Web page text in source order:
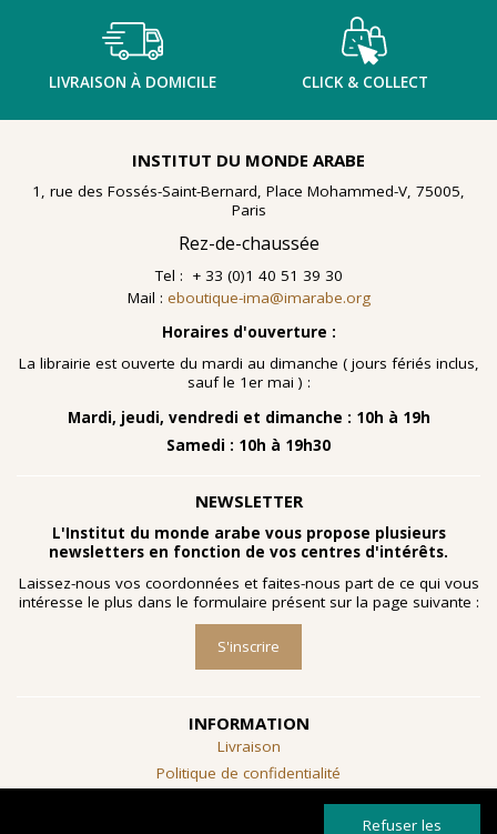
En 2021, le musée de l'IMA reçoit une généreuse donation
: un ensemble d'archives, de céramiques peintes et de
nombreuses planches dessinées à la gouache, exécutées
à la fin des année 1960 au cours d'ateliers de
menés à l'hôpital psychiatrique de Blida-
emblématique de Frantz Fanon.
LIVRAISON À DOMICILE CLICK & COLLECT
INSTITUT DU MONDE ARABE
1, rue des Fossés-Saint-Bernard, Place Mohammed-V, 75005,
Paris
Rez-de-chaussée
Tel : + 33 (0)1 40 51 39 30
Mail : eboutique-ima@imarabe.org
Horaires d'ouverture :
La librairie est ouverte du mardi au dimanche ( jours fériés inclus,
sauf le 1er mai ) :
Mardi, jeudi, vendredi et dimanche : 10h à 19h
Samedi : 10h à 19h30
NEWSLETTER
L'Institut du monde arabe vous propose plusieurs
newsletters en fonction de vos centres d'intérêts.
Laissez-nous vos coordonnées et faites-nous part de ce qui vous
intéresse le plus dans le formulaire présent sur la page suivante :
S'inscrire
INFORMATION
Livraison
Politique de confidentialité
Refuser les